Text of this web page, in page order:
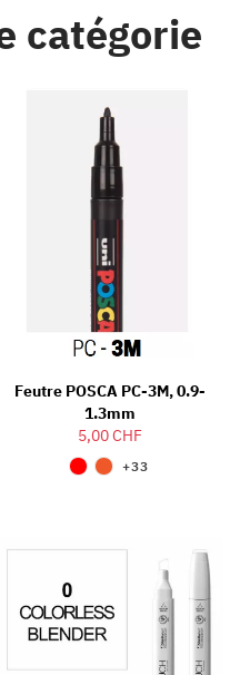
catégorie
Feutre POSCA PC-3M, 0.9-
1.3mm
5,00 CHF
+33